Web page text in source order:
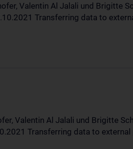
Valentin Al Jalali und Brigitte
Transferring data to
Valentin Al Jalali und Brigitte
Transferring data to external